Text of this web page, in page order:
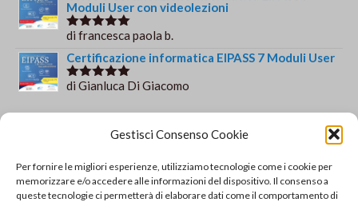
Gestisci Consenso Cookie
Per fornire le migliori esperienze, utilizziamo tecnologie come i cookie per
memorizzare e/o accedere alle informazioni del dispositivo. Il consenso a
queste tecnologie ci permetterà di elaborare dati come il comportamento di
Moduli User con videolezioni
Valutato5
di francesca paola b.
Certificazione informatica EIPASS 7 Moduli User
Valutato5
di Gianluca Di Giacomo
84013 Cava de' Tirreni
+39 329 952 9244